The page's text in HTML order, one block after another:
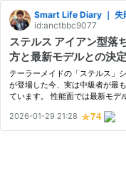
Smart Life Diary ｜ 失
id:anctbbc9077
ステルス アイアン型落
方と最新モデルとの決
テーラーメイドの「ステルス」
が登場した今、実は中級者が最
ています。 性能面では最新モデ
てコスパが爆発。浮いた予算を
ト…
2026-01-29 21:28